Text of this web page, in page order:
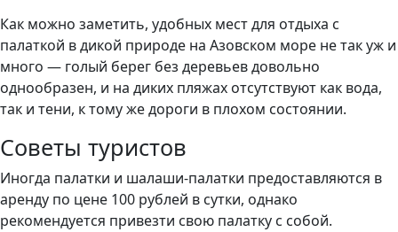
Как можно заметить, удобных мест для отдыха с
палаткой в дикой природе на Азовском море не так уж и
много — голый берег без деревьев довольно
однообразен, и на диких пляжах отсутствуют как вода,
так и тени, к тому же дороги в плохом состоянии.
Советы туристов
Иногда палатки и шалаши-палатки предоставляются в
аренду по цене 100 рублей в сутки, однако
рекомендуется привезти свою палатку с собой.